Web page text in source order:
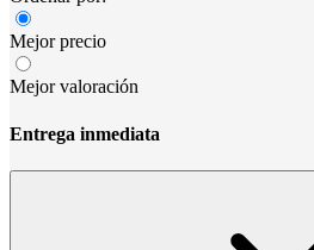
Mejor precio
Mejor valoración
Entrega inmediata